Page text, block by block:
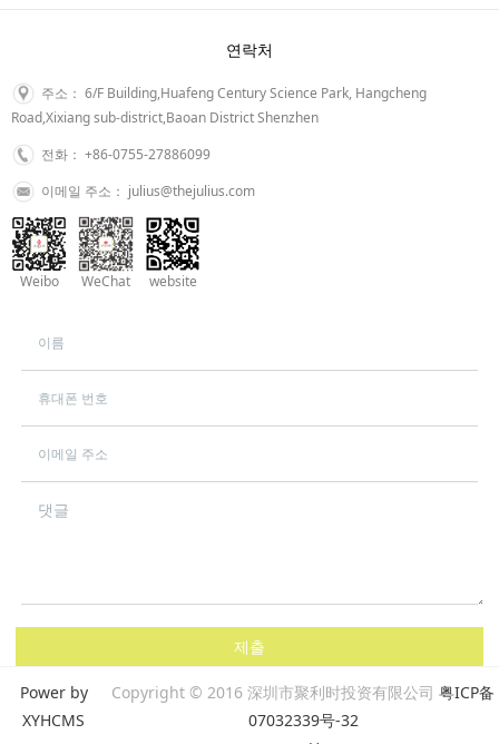
연락처
주소： 6/F Building,Huafeng Century Science Park, Hangcheng
Road,Xixiang sub-district,Baoan District Shenzhen
전화： +86-0755-27886099
이메일 주소： julius@thejulius.com
Weibo WeChat website
제출
Power by
XYHCMS
Copyright © 2016 深圳市聚利时投资有限公司粤ICP备
07032339号-32